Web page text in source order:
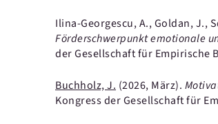
Ilina-Georgescu, A., Goldan, J.,
Förderschwerpunkt emotionale
der Gesellschaft für Empirische
Buchholz, J. (2026, März).
Kongress der Gesellschaft für